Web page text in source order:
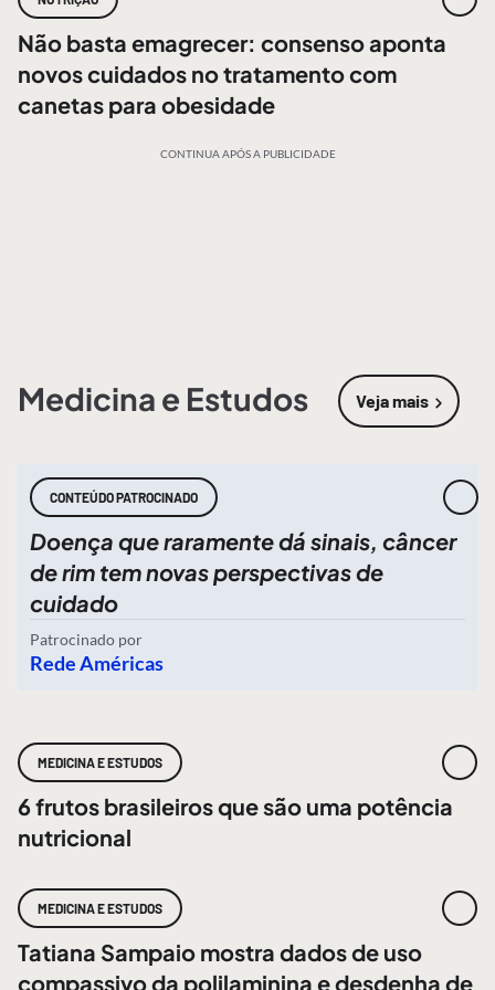
Não basta emagrecer: consenso aponta
novos cuidados no tratamento com
canetas para obesidade
CONTINUA APÓS A PUBLICIDADE
Medicina e Estudos Veja mais
sobre
CONTEÚDO PATROCINADO
Doença que raramente dá sinais, câncer
de rim tem novas perspectivas de
cuidado
Patrocinado por
Rede Américas
MEDICINA E ESTUDOS
6 frutos brasileiros que são uma potência
nutricional
MEDICINA E ESTUDOS
Tatiana Sampaio mostra dados de uso
compassivo da polilaminina e desdenha de